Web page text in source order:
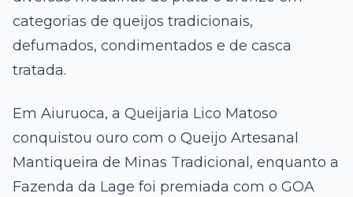
categorias de queijos tradicionais,
defumados, condimentados e de casca
tratada.
Em Aiuruoca, a Queijaria Lico Matoso
conquistou ouro com o Queijo Artesanal
Mantiqueira de Minas Tradicional, enquanto a
Fazenda da Lage foi premiada com o GOA